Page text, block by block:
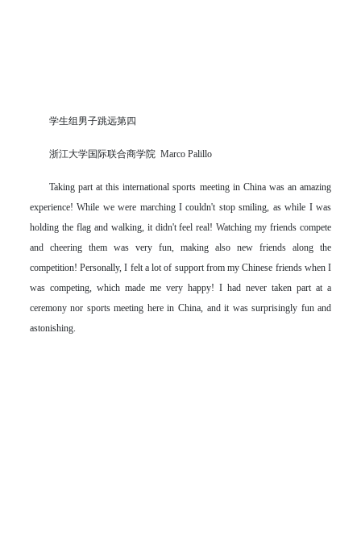
学生组男子跳远第四
浙江大学国际联合商学院 Marco Palillo
Taking part at this international sports meeting in China was an amazing
experience! While we were marching I couldn't stop smiling, as while I was
holding the flag and walking, it didn't feel real! Watching my friends compete
and cheering them was very fun, making also new friends along the
competition! Personally, I felt a lot of support from my Chinese friends when I
was competing, which made me very happy! I had never taken part at a
ceremony nor sports meeting here in China, and it was surprisingly fun and
astonishing.